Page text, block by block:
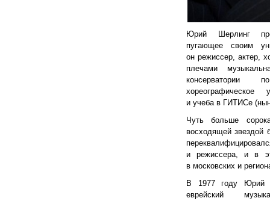
Юрий Шерлинг
пугающее своим
он режиссер, актер,
плечами
консерватории
и учеба в ГИТИСе
Чуть больше
восходящей звездой
и режиссера, и в
в московских и
В 1977 году Юрий
еврейский